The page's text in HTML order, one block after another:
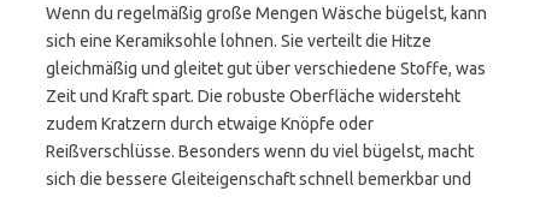
Wenn du regelmäßig große Mengen Wäsche bügelst, kann
sich eine Keramiksohle lohnen. Sie verteilt die Hitze
gleichmäßig und gleitet gut über verschiedene Stoffe, was
Zeit und Kraft spart. Die robuste Oberfläche widersteht
zudem Kratzern durch etwaige Knöpfe oder
Reißverschlüsse. Besonders wenn du viel bügelst, macht
sich die bessere Gleiteigenschaft schnell bemerkbar und